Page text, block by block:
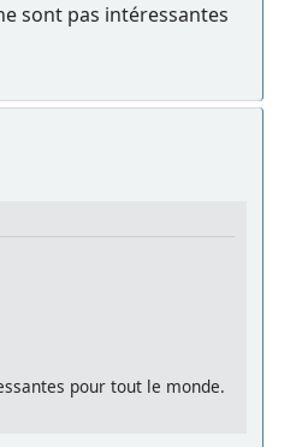
sont pas intéressantes
pour tout le monde.